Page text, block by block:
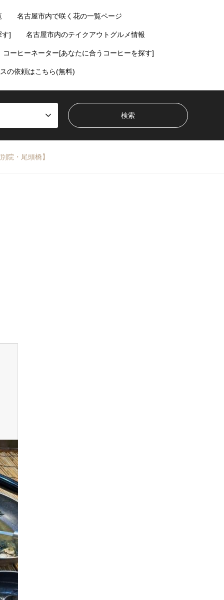
名古屋市内で咲く花の一覧ページ
す] 名古屋市内のテイクアウトグルメ情報
コーヒーネーター[あなたに合うコーヒーを探す]
の依頼はこちら(無料)
院・尾頭橋】